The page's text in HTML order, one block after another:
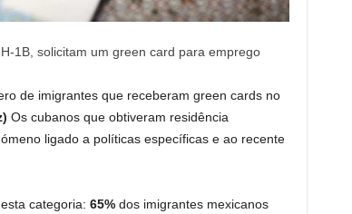
1B, solicitam um green card para emprego
de imigrantes que receberam green cards no
Os cubanos que obtiveram residência
ligado a políticas específicas e ao recente
categoria: 65%dos imigrantes mexicanos